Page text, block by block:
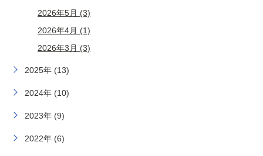
2026年5月 (3)
2026年4月 (1)
2026年3月 (3)
2025年 (13)
2024年 (10)
2023年 (9)
2022年 (6)